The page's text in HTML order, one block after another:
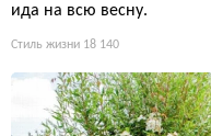
ида на всю весну.
Стиль жизни 18 140